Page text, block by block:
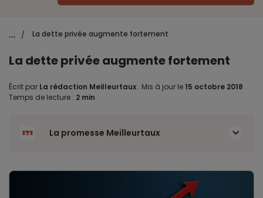
... / La dette privée augmente fortement
La dette privée augmente fortement
Écrit par La rédaction Meilleurtaux . Mis à jour le 15 octobre 2018 .
Temps de lecture : 2 min
La promesse Meilleurtaux